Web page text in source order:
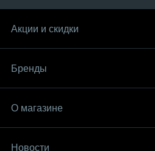
Акции и скидки
Бренды
О магазине
Новости